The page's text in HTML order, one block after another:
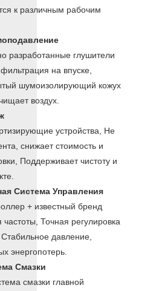
к различным рабочим
разработанные глушители
на впуске,
шумоизолирующий кожух
воздух.
устройства, Не
снижает стоимость и
Поддерживает чистоту и
Система Управления
+ известный бренд
частоты, Точная регулировка
давление,
энергопотерь.
Смазки
смазки главной